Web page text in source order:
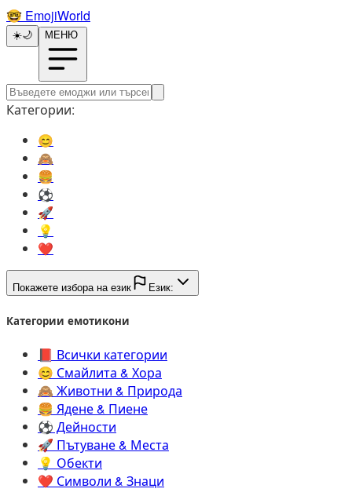
🤓️ EmojiWorld
☀️🌙 МЕНЮ
Категории:
😊️
🙈️
🍔️
⚽️
🚀️
💡️
❤️
Покажете избора на език Език:
Категории емотикони
📕️ Всички категории
😊️ Смайлита & Хора
🙈️ Животни & Природа
🍔️ Ядене & Пиене
⚽️ Дейности
🚀️ Пътуване & Места
💡️ Обекти
❤️ Символи & Знаци